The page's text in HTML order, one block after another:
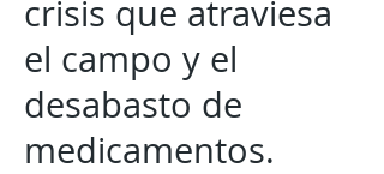
crisis que atraviesa
el campo y el
desabasto de
medicamentos.